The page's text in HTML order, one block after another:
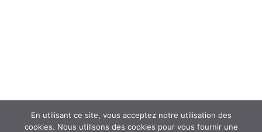
En utilisant ce site, vous acceptez notre utilisation des
cookies. Nous utilisons des cookies pour vous fournir une